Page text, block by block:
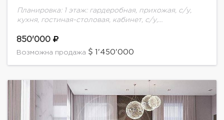
Планировка: 1 этаж: гардеробная, прихожая, с/у,
кухня, гостиная-столовая, кабинет, с/у,
с с/у, 2 спальни, с/у, мансарда- помещение
свободного назначения.Отдельно стоящий домик
850'000
Возможна продажа 1'450'000